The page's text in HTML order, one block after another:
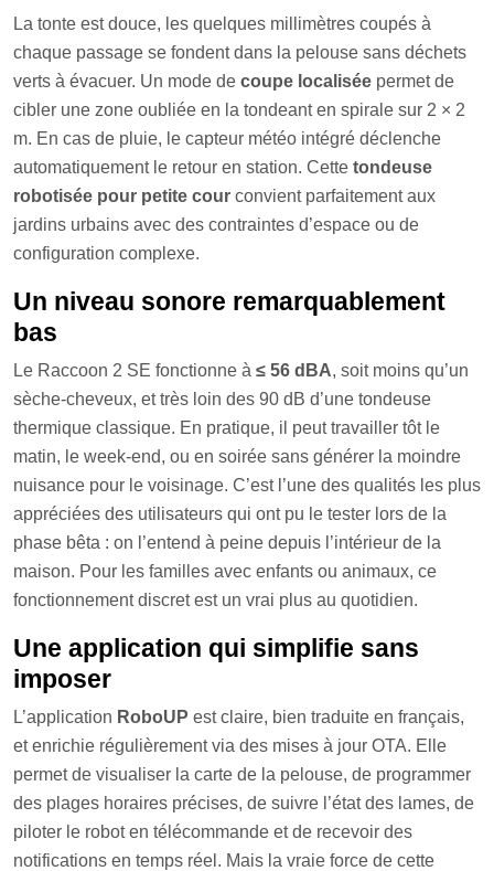
La tonte est douce, les quelques millimètres coupés à
chaque passage se fondent dans la pelouse sans déchets
verts à évacuer. Un mode de coupe localisée permet de
cibler une zone oubliée en la tondeant en spirale sur 2 × 2
m. En cas de pluie, le capteur météo intégré déclenche
automatiquement le retour en station. Cette tondeuse
robotisée pour petite cour convient parfaitement aux
jardins urbains avec des contraintes d’espace ou de
configuration complexe.
Un niveau sonore remarquablement
bas
Le Raccoon 2 SE fonctionne à ≤ 56 dBA, soit moins qu’un
sèche-cheveux, et très loin des 90 dB d’une tondeuse
thermique classique. En pratique, il peut travailler tôt le
matin, le week-end, ou en soirée sans générer la moindre
nuisance pour le voisinage. C’est l’une des qualités les plus
appréciées des utilisateurs qui ont pu le tester lors de la
phase bêta : on l’entend à peine depuis l’intérieur de la
maison. Pour les familles avec enfants ou animaux, ce
fonctionnement discret est un vrai plus au quotidien.
Une application qui simplifie sans
imposer
L’application RoboUP est claire, bien traduite en français,
et enrichie régulièrement via des mises à jour OTA. Elle
permet de visualiser la carte de la pelouse, de programmer
des plages horaires précises, de suivre l’état des lames, de
piloter le robot en télécommande et de recevoir des
notifications en temps réel. Mais la vraie force de cette